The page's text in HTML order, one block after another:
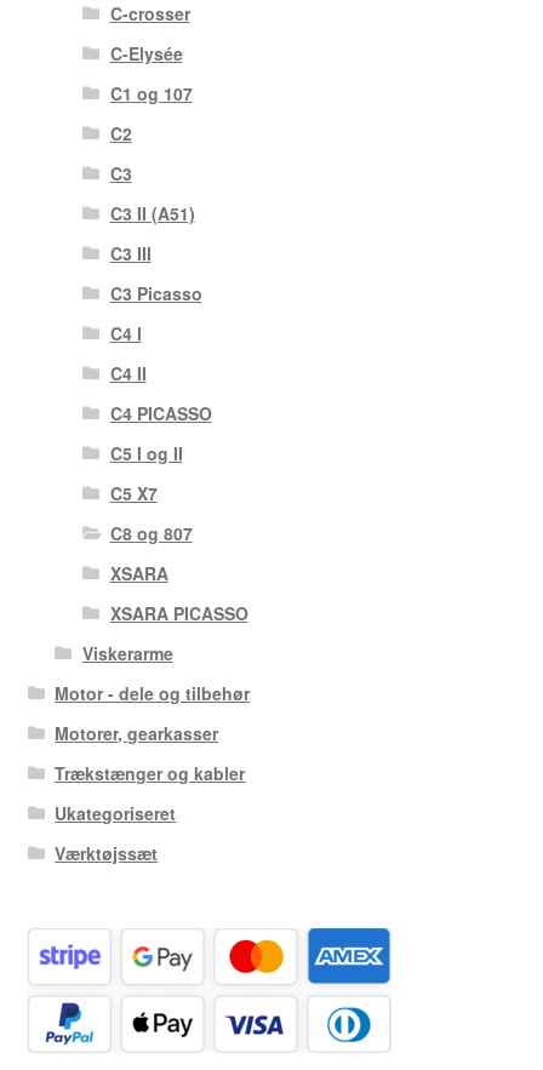
C-crosser
C-Elysée
C1 og 107
C2
C3
C3 II (A51)
C3 III
C3 Picasso
C4 I
C4 II
C4 PICASSO
C5 I og II
C5 X7
C8 og 807
XSARA
XSARA PICASSO
Viskerarme
Motor - dele og tilbehør
Motorer, gearkasser
Trækstænger og kabler
Ukategoriseret
Værktøjssæt